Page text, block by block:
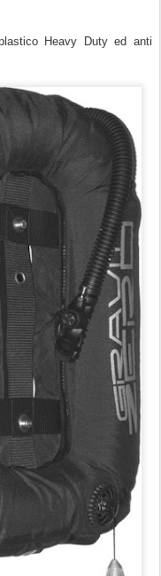
Heavy Duty ed anti